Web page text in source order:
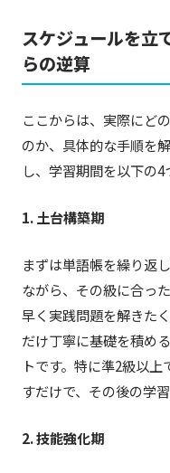
スケジュールを立
らの逆算
ここからは、実際にど
のか、具体的な手順を
し、学習期間を以下の4
1. 土台構築期
まずは単語帳を繰り返
ながら、その級に合っ
早く実践問題を解きた
だけ丁寧に基礎を積め
トです。特に準2級以
すだけで、その後の学
2. 技能強化期